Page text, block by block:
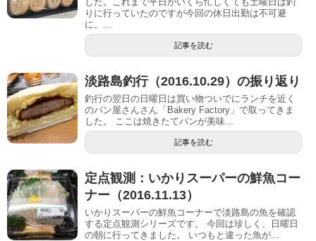
りに行っていたのですが今回の休日出勤は不可避
に。...
記事を読む
淡路島釣行（2016.10.29）の振り返り
釣行の翌日の日曜日は買い物ついでにランチを近く
のパン屋さんさん「Bakery Factory」で取ってきま
した。 ここは焼きたてパンが美味...
記事を読む
定点観測：いかりスーパーの鮮魚コー
ナー（2016.11.13）
いかりスーパーの鮮魚コーナーで淡路島の魚を確認
する定点観測シリーズです。 今回は珍しく、日曜日
の朝に行ってきました。 いつもと違った魚が...